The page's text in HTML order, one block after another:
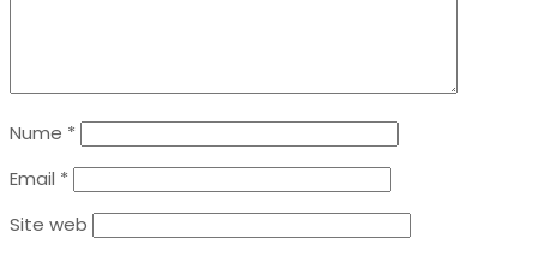
Nume *
Email *
Site web